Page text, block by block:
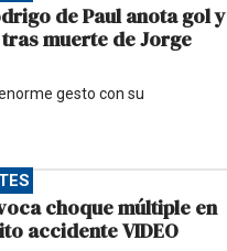
de Paul anota gol y
muerte de Jorge
gesto con su
choque múltiple en
accidente VIDEO